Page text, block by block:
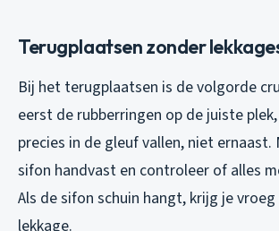
Terugplaatsen zonder
Bij het terugplaatsen is de volgorde
eerst de rubberringen op de juiste
precies in de gleuf vallen, niet ernaast.
sifon handvast en controleer of alles
Als de sifon schuin hangt, krijg je
lekkage.